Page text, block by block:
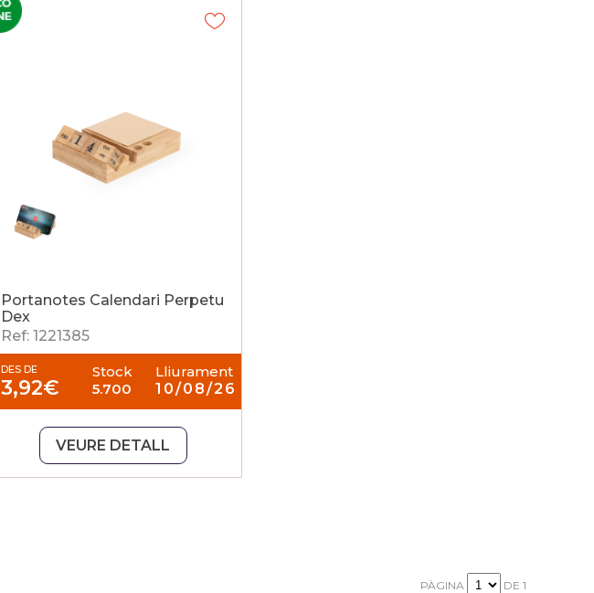
Portanotes Calendari Perpetu
Dex
Ref: 1221385
DES DE
3,92€
Stock
5.700
Lliurament
10/08/26
VEURE DETALL
PÀGINA DE 1